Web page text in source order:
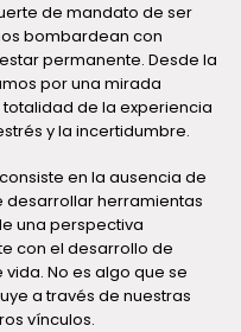
de mandato de ser
bombardean con
permanente. Desde la
por una mirada
de la experiencia
y la incertidumbre.
en la ausencia de
desarrollar herramientas
una perspectiva
con el desarrollo de
No es algo que se
a través de nuestras
vínculos.